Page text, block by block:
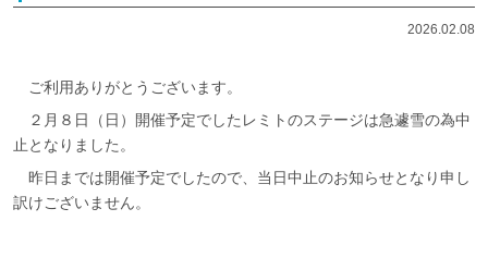
2026.02.08
ご利用ありがとうございます。
２月８日（日）開催予定でしたレミトのステージは急遽雪の為中
止となりました。
昨日までは開催予定でしたので、当日中止のお知らせとなり申し
訳けございません。